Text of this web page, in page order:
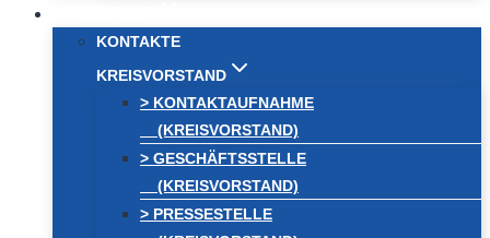
KONTAKTE
KREISVORSTAND
> KONTAKTAUFNAHME
(KREISVORSTAND)
> GESCHÄFTSSTELLE
(KREISVORSTAND)
> PRESSESTELLE